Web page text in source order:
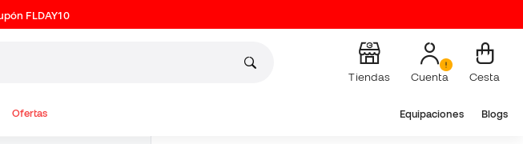
FLDAY10
Tiendas Cuenta Cesta
Ofertas Equipaciones Blogs